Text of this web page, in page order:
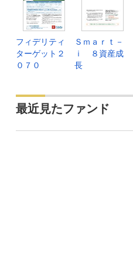
フィデリティ
ターゲット２
０７０
Ｓｍａｒｔ－
ｉ ８資産成
長
最近見たファンド